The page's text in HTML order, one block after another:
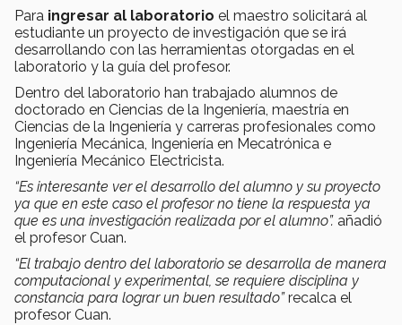
Para ingresar al laboratorio el maestro solicitará al
estudiante un proyecto de investigación que se irá
desarrollando con las herramientas otorgadas en el
laboratorio y la guía del profesor.
Dentro del laboratorio han trabajado alumnos de
doctorado en Ciencias de la Ingeniería, maestría en
Ciencias de la Ingeniería y carreras profesionales como
Ingeniería Mecánica, Ingeniería en Mecatrónica e
Ingeniería Mecánico Electricista.
“Es interesante ver el desarrollo del alumno y su proyecto
ya que en este caso el profesor no tiene la respuesta ya
que es una investigación realizada por el alumno”. añadió
el profesor Cuan.
“El trabajo dentro del laboratorio se desarrolla de manera
computacional y experimental, se requiere disciplina y
constancia para lograr un buen resultado”recalca el
profesor Cuan.